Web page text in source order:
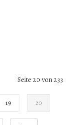
Seite 20 von 233
19 20